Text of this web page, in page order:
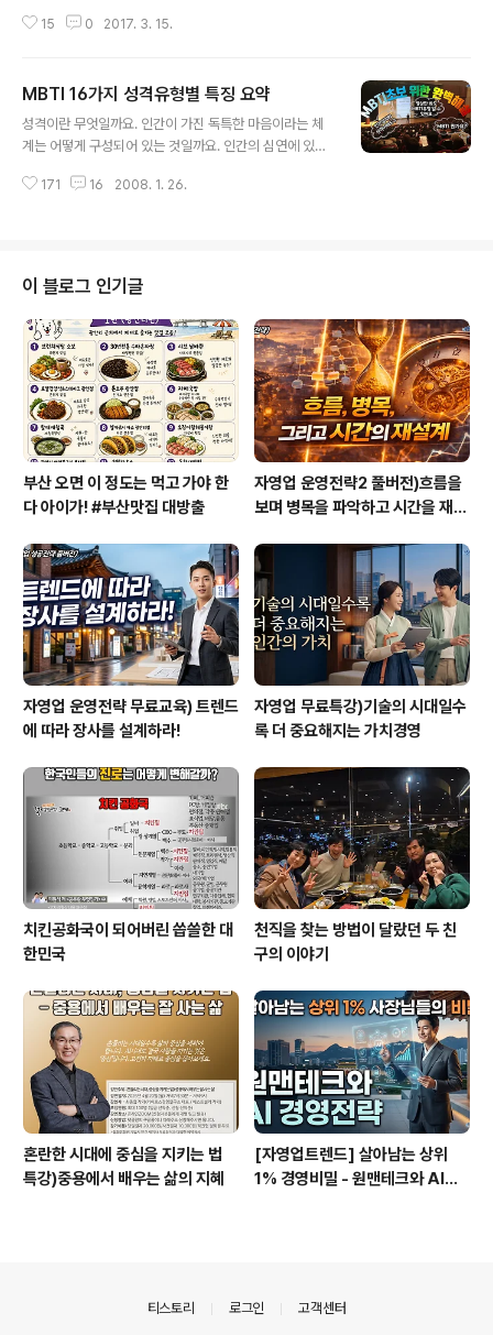
분들은 꼼꼼히 보시길 권합니다. MBTI에서 분류한 기질적
알려드리려 합니다. MBTI 해당 유형으로는 'ISTP, ESTP,
ISFP, ESFP유형'이 해당되겠습니다. 자신의 유형이 궁금
하신 분들은 하단의 간단한 유형테스트로 추정해보실 수도
성질’을 말합니다. 심리학적으로는 사람의 행동이나 성격
15 0 2017. 3. 15.
MBTI 16가지 성격유형별 특징 요약
성격이란 무엇일까요. 인간이 가진 독특한 마음이라는 체
계는 어떻게 구성되어 있는 것일까요. 인간의 심연에 있는
니다. 그렇지만 어떠한 검사도 인간을 모두 표현할 수 없을
글의 내용은 도서출판을 위해서 MBTI의 16가지 성격유형
에 대한 특징을 요약한 부분입니다. 따라서 인용시 반드시
출처를 밝혀주시길 바랍니다. 유튜브로도 담았는데요. 아
래영상은 역사저널그날에 출연해 MBTI로 바라본 세종대
왕의 성격유형을 설명하는 부분입니다. MBTI에 대해 잘
몰라서 무엇인지 알고 싶은 분이라..
171 16 2008. 1. 26.
이 블로그 인기글
부산 오면 이 정도는 먹고 가야 한
다 아이가! #부산맛집 대방출
자영업 운영전략2 풀버전)흐름을
보며 병목을 파악하고 시간을 재설
자영업 운영전략 무료교육) 트렌드
에 따라 장사를 설계하라!
자영업 무료특강)기술의 시대일수
록 더 중요해지는 가치경영
치킨공화국이 되어버린 씁쓸한 대
한민국
천직을 찾는 방법이 달랐던 두 친
구의 이야기
혼란한 시대에 중심을 지키는 법
특강)중용에서 배우는 삶의 지혜
[자영업트렌드] 살아남는 상위
1% 경영비밀 - 원맨테크와 AI경
티스토리 로그인 고객센터